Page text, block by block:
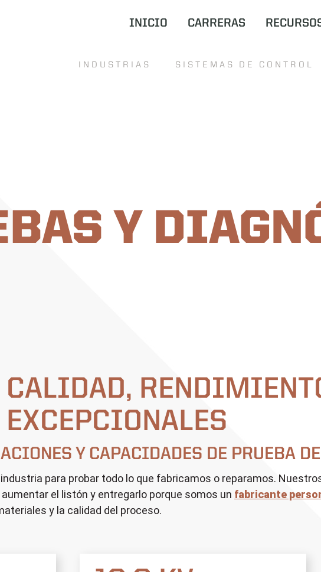
INICIO CARRERAS
INDUSTRIAS SISTEMAS DE CONTROL
Y
CALIDAD,
Y CAPACIDADES DE PRUEBA
industria para probar todo lo que fabricamos o reparamos.
el listón y entregarlo porque somos un fabricante
y la calidad del proceso.